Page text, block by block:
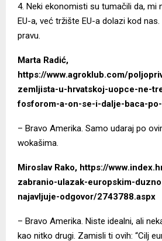
4. Neki ekonomisti su tumačili da, mi
EU-a, već tržište EU-a dolazi kod
pravu.
Marta Radić,
https://www.agroklub.com/
zemljista-u-hrvatskoj-uopce-ne-
fosforom-a-on-se-i-dalje-baca-
– Bravo Amerika. Samo udaraj po
wokašima.
Miroslav Rako, https://
zabranio-ulazak-europskim-
najavljuje-odgovor/2743788.aspx
– Bravo Amerika. Niste idealni, ali
kao nitko drugi. Zamisli ti ovih: “Cilj